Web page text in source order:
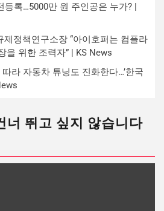
등록…5000만 원 주인공은 누가? |
정책연구소장 “아이호퍼는 컴플라
을 위한 조력자” | KS News
라 자동차 튜닝도 진화한다…’한국
너 뛰고 싶지 않습니다